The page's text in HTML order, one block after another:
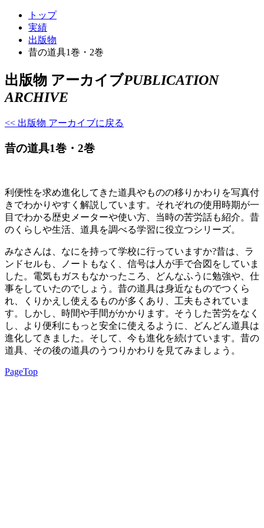
トップ
実績
出版物
昔の道具1巻・2巻
出版物 アーカイブPUBLICATION
ARCHIVE
<< 出版物 アーカイブに戻る
昔の道具1巻・2巻
利便性を求め進化してきた道具やものの移りかわりを写真付
きでわかりやすく解説しています。それぞれの使用時期が一
目でわかる歴史メーターや使い方、当時の苦労話も紹介。昔
のくらしや生活、道具を調べる学習に役立つシリーズ。
みなさんは、なにを持って学校に行っていますか?昔は、ラ
ンドセルも、ノートもなく、信号は人が手で合図をしていま
した。電気もガスもなかったころ、どんなふうに勉強や、仕
事をしていたのでしょう。昔の道具は身近なものでつくら
れ、くりかえし使えるものが多くあり、工夫もされていま
す。しかし、時間や手間がかかります。そうした苦労をなく
し、より便利にもっと安全に使えるように、どんどん道具は
進化してきました。そして、今も進化を続けています。昔の
道具、その後の道具のうつりかわりを見てみましょう。
PageTop